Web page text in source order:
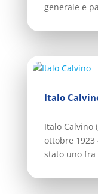
generale e
Italo
Italo Calvino
ottobre 1923
stato uno